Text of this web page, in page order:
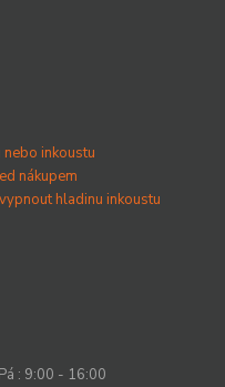
inkoustu
nákupem
hladinu inkoustu
: 9:00 - 16:00